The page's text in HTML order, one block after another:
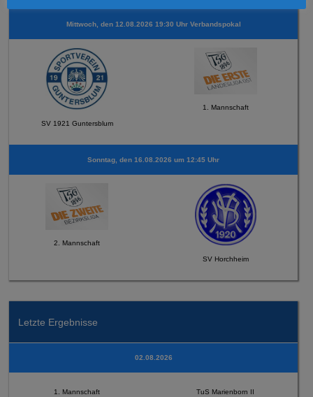
Mittwoch, den 12.08.2026 19:30 Uhr Verbandspokal
SV 1921 Guntersblum
1. Mannschaft
Sonntag, den 16.08.2026 um 12:45 Uhr
2. Mannschaft
SV Horchheim
Letzte Ergebnisse
02.08.2026
1. Mannschaft TuS Marienborn II